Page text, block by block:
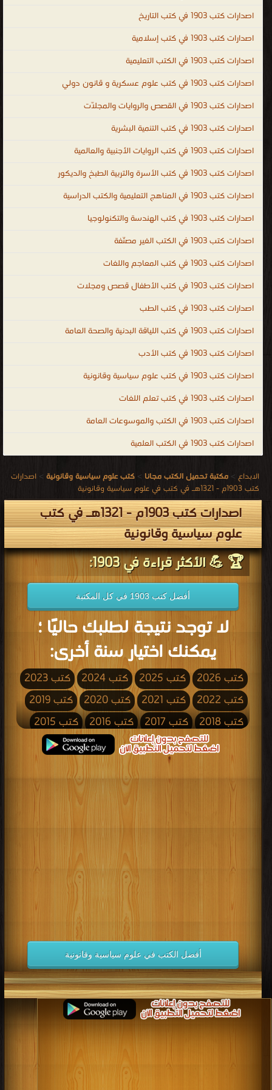
PDF ، المكتبة القانونية الشاملة PDF ، تحميل كتب العلوم السياسية
legal sciences ، law books PDF ، law books online ، law books for
criminal law books ، law books for sale ، free law books ، law
سياسية وقانونية
اصدارات كتب 1903 في كتب التاريخ
اصدارات كتب 1903 في كتب إسلامية
اصدارات كتب 1903 في الكتب التعليمية
اصدارات كتب 1903 في كتب علوم عسكرية و قانون دولي
اصدارات كتب 1903 في القصص والروايات والمجلّات
اصدارات كتب 1903 في كتب التنمية البشرية
اصدارات كتب 1903 في كتب الروايات الأجنبية والعالمية
اصدارات كتب 1903 في كتب الأسرة والتربية الطبخ والديكور
اصدارات كتب 1903 في المناهج التعليمية والكتب الدراسية
اصدارات كتب 1903 في كتب الهندسة والتكنولوجيا
اصدارات كتب 1903 في الكتب الغير مصنّفة
اصدارات كتب 1903 في كتب المعاجم واللغات
اصدارات كتب 1903 في كتب الأطفال قصص ومجلات
اصدارات كتب 1903 في كتب الطب
اصدارات كتب 1903 في كتب اللياقة البدنية والصحة العامة
اصدارات كتب 1903 في كتب الأدب
اصدارات كتب 1903 في كتب علوم سياسية وقانونية
اصدارات كتب 1903 في كتب تعلم اللغات
اصدارات كتب 1903 في الكتب والموسوعات العامة
اصدارات كتب 1903 في الكتب العلمية
الابداع > مكتبة تحميل الكتب مجانا > كتب علوم سياسية وقانونية > اصدارات
كتب 1903م - 1321هـ في كتب في علوم سياسية وقانونية
اصدارات كتب 1903م - 1321هـ في كتب
علوم سياسية وقانونية
🏆 💪 الأكثر قراءة في 1903:
أفضل كتب 1903 في كل المكتبة
لا توجد نتيجة لطلبك حاليًا ؛
يمكنك اختيار سنة أخرى:
كتب 2026 كتب 2025 كتب 2024
كتب 2023
كتب 2022
كتب 2021 كتب 2020
كتب 2019
كتب 2018
كتب 2017 كتب 2016
كتب 2015
كتب 2013 كتب 2012
كتب 2011
كتب 2009 كتب 2008
كتب 2006
كتب 2005 كتب 2004
كتب 2003
كتب 2000
كتب 1992
كتب 1991
كتب 1990
كتب 1989 كتب 1988
كتب 1987
كتب 1984
كتب 1983
كتب 1980
كتب 1979
كتب 1978
كتب 1977 كتب 1976
كتب 1975
كتب 1974
كتب 1973 كتب 1972
كتب 1971
كتب 1970
كتب 1969 كتب 1968
كتب 1967
كتب 1966
كتب 1965 كتب 1964
كتب 1963
كتب 1962
كتب 1961 كتب 1960
كتب 1959
كتب 1957
كتب 1952
كتب 1951
أفضل الكتب في علوم سياسية وقانونية